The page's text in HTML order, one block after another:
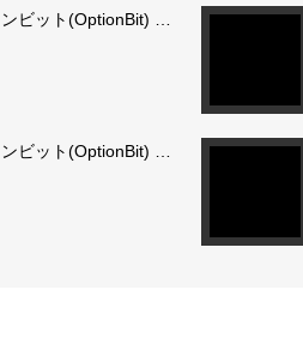
ビット(OptionBit) …
ビット(OptionBit) …